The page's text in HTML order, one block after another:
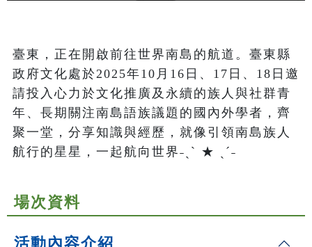
臺東，正在開啟前往世界南島的航道。臺東縣
政府文化處於2025年10月16日、17日、18日邀
請投入心力於文化推廣及永續的族人與社群青
年、長期關注南島語族議題的國內外學者，齊
聚一堂，分享知識與經歷，就像引領南島族人
航行的星星，一起航向世界˗ˏˋ ★ ˎˊ˗
場次資料
活動內容介紹